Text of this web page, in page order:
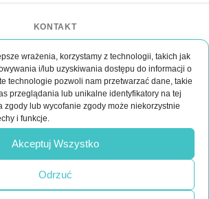
wrażenia, korzystamy z technologii, takich jak
i/lub uzyskiwania dostępu do informacji o
technologie pozwoli nam przetwarzać dane, takie
przeglądania lub unikalne identyfikatory na tej
zgody lub wycofanie zgody może niekorzystnie
i funkcje.
Akceptuj Wszystko
Odrzuć
KONTAKT
ul. Lipińskiego 3/1
30-349 Kraków
POLSKA
kontakt@bar-event.pl
masz jakies pytania?
Napisz do nas
KONTAKT